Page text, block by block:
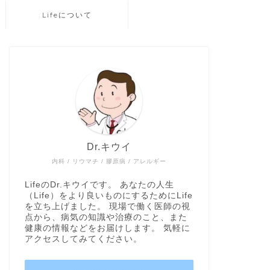
Lifeについて
内科 / リウマチ / 膠原病 / アレルギー
Dr.キウイ
LifeのDr.キウイです。 あなたの人生
（Life）をより良いものにするためにLife
を立ち上げました。 現場で働く医師の視
点から、病気の知識や治療のこと、また
健康の情報などをお届けします。 気軽に
アクセスしてみてください。